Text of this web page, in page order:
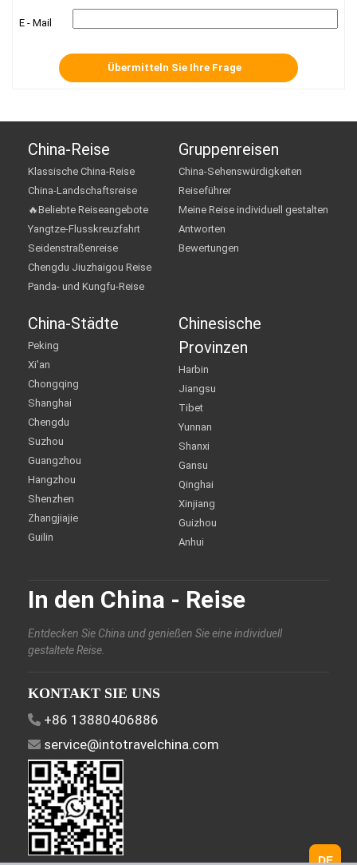
E - Mail
China-Reise
Klassische China-Reise
China-Landschaftsreise
🔥Beliebte Reiseangebote
Yangtze-Flusskreuzfahrt
Seidenstraßenreise
Chengdu Jiuzhaigou Reise
Panda- und Kungfu-Reise
Gruppenreisen
China-Sehenswürdigkeiten
Reiseführer
Meine Reise individuell gestalten
Antworten
Bewertungen
China-Städte
Peking
Xi'an
Chongqing
Shanghai
Chengdu
Suzhou
Guangzhou
Hangzhou
Shenzhen
Zhangjiajie
Guilin
Chinesische
Provinzen
Harbin
Jiangsu
Tibet
Yunnan
Shanxi
Gansu
Qinghai
Xinjiang
Guizhou
Anhui
In den China - Reise
Entdecken Sie China und genießen Sie eine individuell
gestaltete Reise.
KONTAKT SIE UNS
+86 13880406886
service@intotravelchina.com
DE